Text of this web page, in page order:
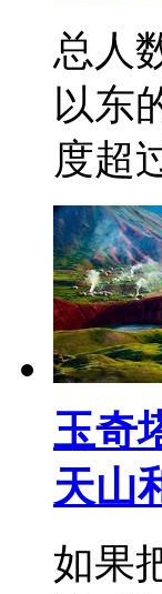
总人
以东
度超
玉奇
天山
如果